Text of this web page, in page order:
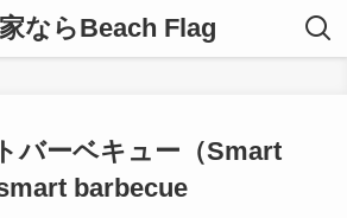
ならBeach Flag
バーベキュー（Smart
barbecue